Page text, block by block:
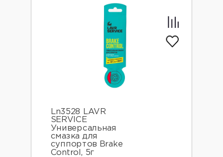
Ln3528 LAVR
SERVICE
Универсальная
смазка для
суппортов Brake
Control, 5г